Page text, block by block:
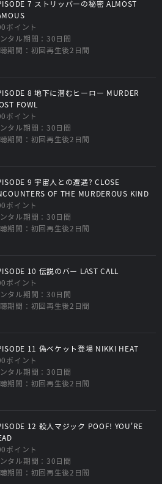
7 ストリッパーの秘密 ALMOST
ポイント
タル期間：30日間
期間：初回再生後2日間
8 地下に潜むヒーロー MURDER
FOWL
ポイント
タル期間：30日間
期間：初回再生後2日間
9 宇宙人との遭遇? CLOSE
OF THE MURDEROUS KIND
ポイント
タル期間：30日間
期間：初回再生後2日間
10 伝説のバー LAST CALL
ポイント
タル期間：30日間
期間：初回再生後2日間
11 偽ベケット登場 NIKKI HEAT
ポイント
タル期間：30日間
期間：初回再生後2日間
12 殺人マジック POOF! YOU'RE
ポイント
タル期間：30日間
期間：初回再生後2日間